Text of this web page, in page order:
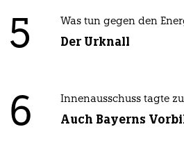
5 Was tun gegen den
Der Urknall
6 Innenausschuss tagte
Auch Bayerns